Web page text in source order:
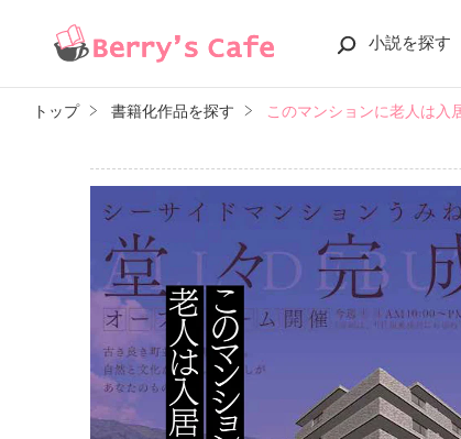
小説を探す
トップ 書籍化作品を探す このマンションに老人は入